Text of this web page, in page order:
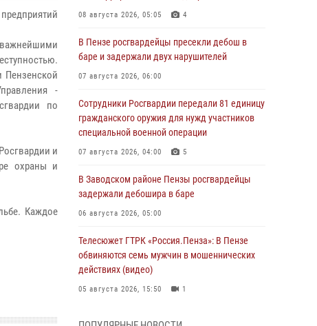
Пензенской
-
по
и
охраны и
Каждое
08 августа 2026, 05:05 4
В Пензе росгвардейцы пресекли дебош в
баре и задержали двух нарушителей
07 августа 2026, 06:00
Сотрудники Росгвардии передали 81 единицу
гражданского оружия для нужд участников
специальной военной операции
07 августа 2026, 04:00 5
В Заводском районе Пензы росгвардейцы
задержали дебошира в баре
06 августа 2026, 05:00
Телесюжет ГТРК «Россия.Пенза»: В Пензе
обвиняются семь мужчин в мошеннических
действиях (видео)
05 августа 2026, 15:50 1